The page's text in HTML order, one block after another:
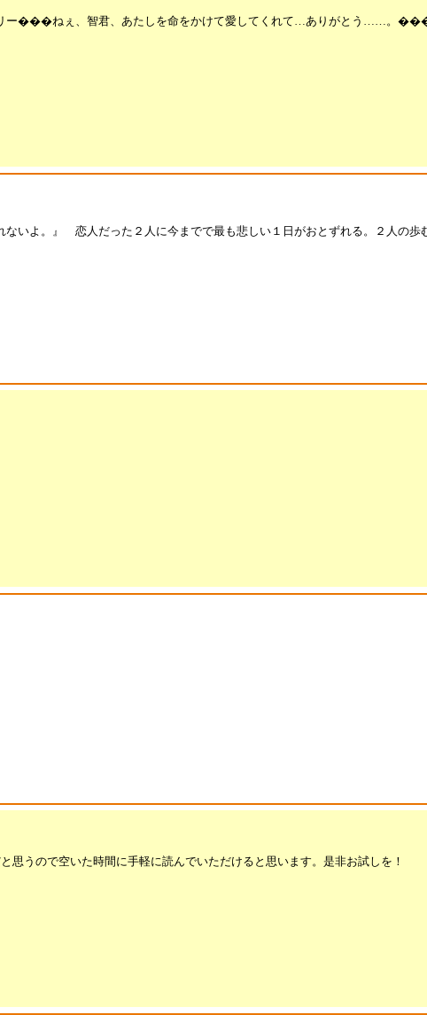
ーリー���ねぇ、智君、あたしを命をかけて愛してくれて…ありがとう……。
いよ。』 恋人だった２人に今までで最も悲しい１日がおとずれる。２人の
うので空いた時間に手軽に読んでいただけると思います。是非お試しを！